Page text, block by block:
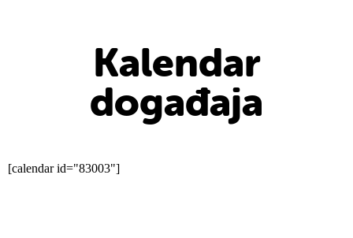
Kalendar
događaja
[calendar id="83003"]